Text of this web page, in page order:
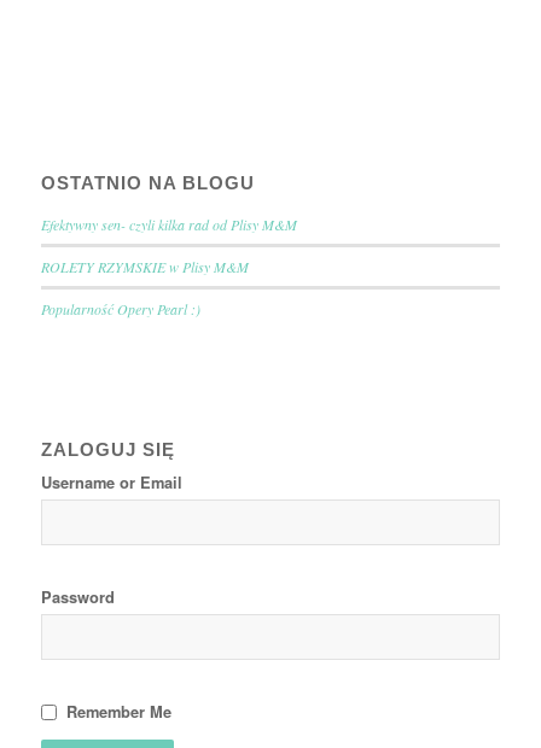
OSTATNIO NA BLOGU
Efektywny sen- czyli kilka rad od Plisy M&M
ROLETY RZYMSKIE w Plisy M&M
Popularność Opery Pearl :)
ZALOGUJ SIĘ
Username or Email
Password
Remember Me